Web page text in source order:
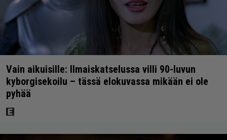
Vain aikuisille: Ilmaiskatselussa villi 90-luvun
kyborgisekoilu – tässä elokuvassa mikään ei ole
pyhää